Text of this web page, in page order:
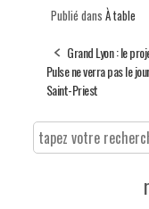
Publié dans À table
Grand Lyon : le
Pulse ne verra pas le
Saint-Priest